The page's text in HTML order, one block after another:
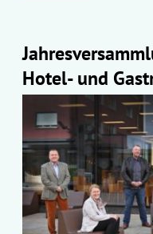
Hotel- und